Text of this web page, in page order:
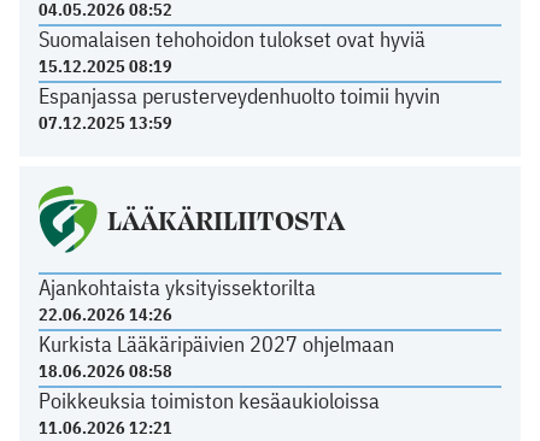
04.05.2026 08:52
Suomalaisen tehohoidon tulokset ovat hyviä
15.12.2025 08:19
Espanjassa perusterveydenhuolto toimii hyvin
07.12.2025 13:59
LÄÄKÄRILIITOSTA
Ajankohtaista yksityissektorilta
22.06.2026 14:26
Kurkista Lääkäripäivien 2027 ohjelmaan
18.06.2026 08:58
Poikkeuksia toimiston kesäaukioloissa
11.06.2026 12:21